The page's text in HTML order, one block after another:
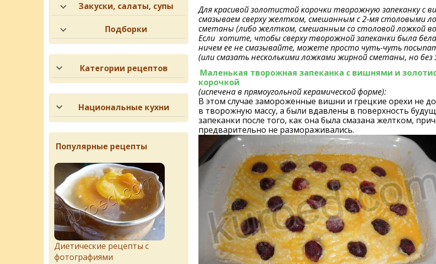
Для красивой золотистой корочки творожную запеканку с
смазываем сверху желтком, смешанным с 2-мя столовыми
сметаны (либо желтком, смешанным со столовой ложкой
Если хотите, чтобы сверху творожной запеканки была
ничем ее не смазывайте, можете просто чуть-чуть
(или смазать несколькими ложками жирной сметаны, но
Маленькая творожная запеканка с вишнями и
корочкой
(испечена в прямоугольной керамической форме):
В этом случае замороженные вишни и грецкие орехи не
в творожную массу, а были вдавлены в поверхность
запеканки после того, как она была смазана желтком,
предварительно не размораживались.
Закуски, салаты, супы
Подборки
Категории рецептов
Национальные кухни
Популярные рецепты
Диетические рецепты с
фотографиями